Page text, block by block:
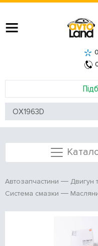
Автозапчастини Двигун
Система смазки